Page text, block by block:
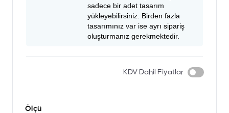
sadece bir adet tasarım
yükleyebilirsiniz. Birden fazla
tasarımınız var ise ayrı sipariş
oluşturmanız gerekmektedir.
KDV Dahil Fiyatlar
Ölçü